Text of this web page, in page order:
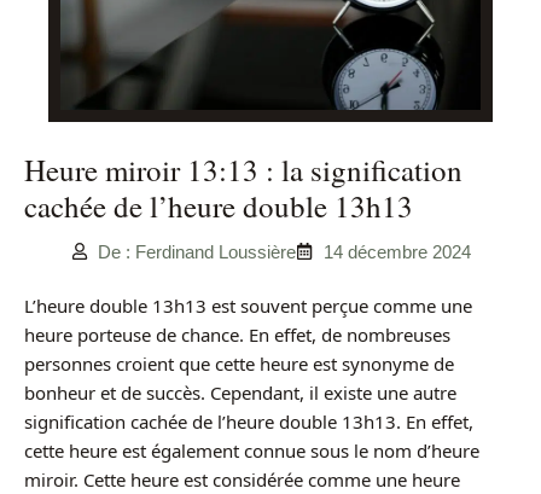
Heure miroir 13:13 : la signification
cachée de l’heure double 13h13
De : Ferdinand Loussière 14 décembre 2024
L’heure double 13h13 est souvent perçue comme une
heure porteuse de chance. En effet, de nombreuses
personnes croient que cette heure est synonyme de
bonheur et de succès. Cependant, il existe une autre
signification cachée de l’heure double 13h13. En effet,
cette heure est également connue sous le nom d’heure
miroir. Cette heure est considérée comme une heure